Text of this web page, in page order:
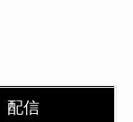
配信